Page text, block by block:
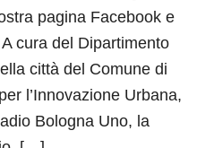
pagina Facebook e
cura del Dipartimento
città del Comune di
l’Innovazione Urbana,
Bologna Uno, la